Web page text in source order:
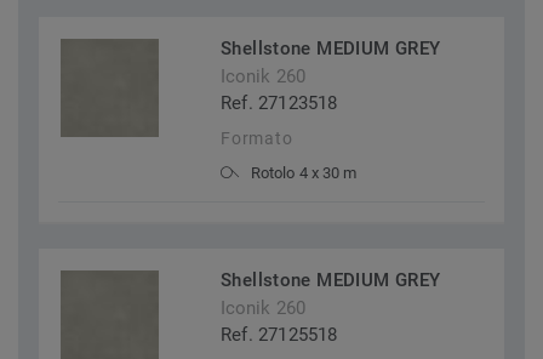
Shellstone MEDIUM GREY
Iconik 260
Ref. 27123518
Formato
Rotolo 4 x 30 m
Shellstone MEDIUM GREY
Iconik 260
Ref. 27125518